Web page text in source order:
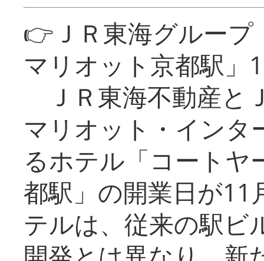
👉ＪＲ東海グルー
マリオット京都駅」
ＪＲ東海不動産と
マリオット・インタ
るホテル「コートヤ
都駅」の開業日が11
テルは、従来の駅ビ